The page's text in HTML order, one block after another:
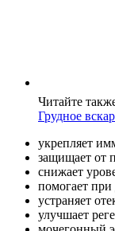
Читайте
Грудное
укрепляет
защищает от
снижает
помогает при
устраняет
улучшает